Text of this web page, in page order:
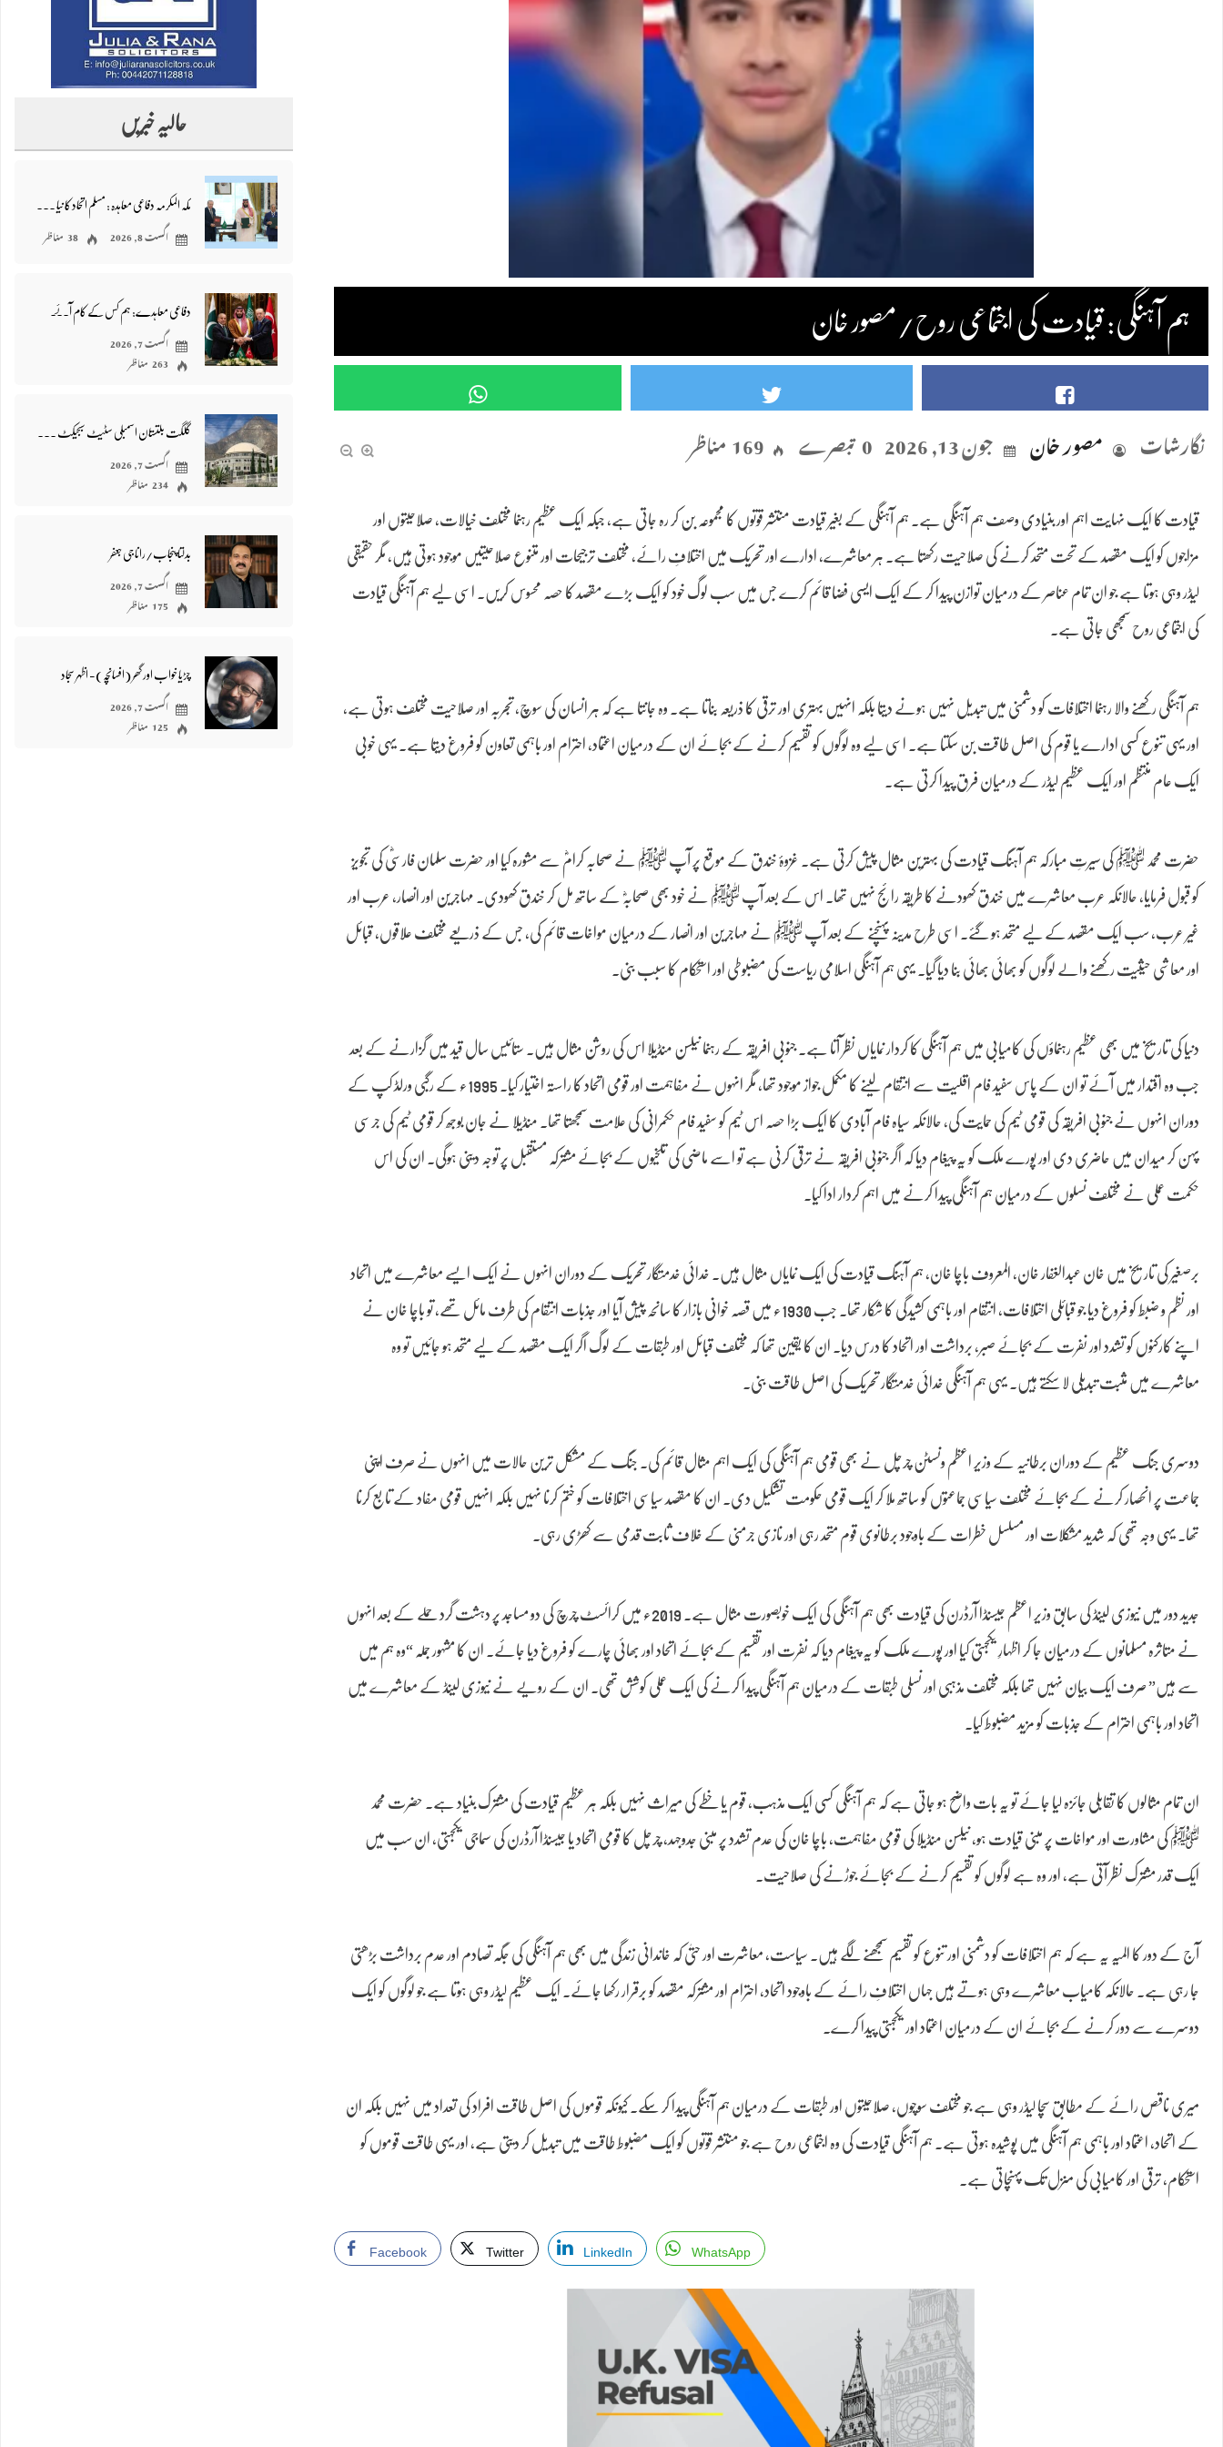
ہم آہنگی: قیادت کی اجتماعی روح/مصور خان
نگارشات مصور خان جون 13, 2026 0 تبصرے 169 مناظر
قیادت کا ایک نہایت اہم اور بنیادی وصف ہم آہنگی ہے۔ ہم آہنگی کے بغیر قیادت منتشر قوتوں کا مجموعہ بن کر رہ جاتی ہے، جبکہ ایک عظیم رہنما مختلف خیالات، صلاحیتوں اور
مزاجوں کو ایک مقصد کے تحت متحد کرنے کی صلاحیت رکھتا ہے۔ ہر معاشرے، ادارے اور تحریک میں اختلافِ رائے، مختلف ترجیحات اور متنوع صلاحیتیں موجود ہوتی ہیں، مگر حقیقی
لیڈر وہی ہوتا ہے جو ان تمام عناصر کے درمیان توازن پیدا کر کے ایک ایسی فضا قائم کرے جس میں سب لوگ خود کو ایک بڑے مقصد کا حصہ محسوس کریں۔ اسی لیے ہم آہنگی قیادت
کی اجتماعی روح سمجھی جاتی ہے۔
ہم آہنگی رکھنے والا رہنما اختلافات کو دشمنی میں تبدیل نہیں ہونے دیتا بلکہ انہیں بہتری اور ترقی کا ذریعہ بناتا ہے۔ وہ جانتا ہے کہ ہر انسان کی سوچ، تجربہ اور صلاحیت مختلف ہوتی ہے،
اور یہی تنوع کسی ادارے یا قوم کی اصل طاقت بن سکتا ہے۔ اسی لیے وہ لوگوں کو تقسیم کرنے کے بجائے ان کے درمیان اعتماد، احترام اور باہمی تعاون کو فروغ دیتا ہے۔ یہی خوبی
ایک عام منتظم اور ایک عظیم لیڈر کے درمیان فرق پیدا کرتی ہے۔
حضرت محمد ﷺ کی سیرتِ مبارکہ ہم آہنگ قیادت کی بہترین مثال پیش کرتی ہے۔ غزوۂ خندق کے موقع پر آپ ﷺ نے صحابہ کرامؓ سے مشورہ کیا اور حضرت سلمان فارسیؓ کی تجویز
کو قبول فرمایا، حالانکہ عرب معاشرے میں خندق کھودنے کا طریقہ رائج نہیں تھا۔ اس کے بعد آپ ﷺ نے خود بھی صحابہؓ کے ساتھ مل کر خندق کھودی۔ مہاجرین اور انصار، عرب اور
غیر عرب، سب ایک مقصد کے لیے متحد ہو گئے۔ اسی طرح مدینہ پہنچنے کے بعد آپ ﷺ نے مہاجرین اور انصار کے درمیان مواخات قائم کی، جس کے ذریعے مختلف علاقوں، قبائل
اور معاشی حیثیت رکھنے والے لوگوں کو بھائی بھائی بنا دیا گیا۔ یہی ہم آہنگی اسلامی ریاست کی مضبوطی اور استحکام کا سبب بنی۔
دنیا کی تاریخ میں بھی عظیم رہنماؤں کی کامیابی میں ہم آہنگی کا کردار نمایاں نظر آتا ہے۔ جنوبی افریقہ کے رہنما نیلسن منڈیلا اس کی روشن مثال ہیں۔ ستائیس سال قید میں گزارنے کے بعد
جب وہ اقتدار میں آئے تو ان کے پاس سفید فام اقلیت سے انتقام لینے کا مکمل جواز موجود تھا، مگر انہوں نے مفاہمت اور قومی اتحاد کا راستہ اختیار کیا۔ 1995ء کے رگبی ورلڈ کپ کے
دوران انہوں نے جنوبی افریقہ کی قومی ٹیم کی حمایت کی، حالانکہ سیاہ فام آبادی کا ایک بڑا حصہ اس ٹیم کو سفید فام حکمرانی کی علامت سمجھتا تھا۔ منڈیلا نے جان بوجھ کر قومی ٹیم کی جرسی
پہن کر میدان میں حاضری دی اور پورے ملک کو یہ پیغام دیا کہ اگر جنوبی افریقہ نے ترقی کرنی ہے تو اسے ماضی کی تلخیوں کے بجائے مشترکہ مستقبل پر توجہ دینی ہوگی۔ ان کی اس
حکمت عملی نے مختلف نسلوں کے درمیان ہم آہنگی پیدا کرنے میں اہم کردار ادا کیا۔
برصغیر کی تاریخ میں خان عبدالغفار خان، المعروف باچا خان، ہم آہنگ قیادت کی ایک نمایاں مثال ہیں۔ خدائی خدمتگار تحریک کے دوران انہوں نے ایک ایسے معاشرے میں اتحاد
اور نظم و ضبط کو فروغ دیا جو قبائلی اختلافات، انتقام اور باہمی کشیدگی کا شکار تھا۔ جب 1930ء میں قصہ خوانی بازار کا سانحہ پیش آیا اور جذبات انتقام کی طرف مائل تھے، تو باچا خان نے
اپنے کارکنوں کو تشدد اور نفرت کے بجائے صبر، برداشت اور اتحاد کا درس دیا۔ ان کا یقین تھا کہ مختلف قبائل اور طبقات کے لوگ اگر ایک مقصد کے لیے متحد ہو جائیں تو وہ
معاشرے میں مثبت تبدیلی لا سکتے ہیں۔ یہی ہم آہنگی خدائی خدمتگار تحریک کی اصل طاقت بنی۔
دوسری جنگ عظیم کے دوران برطانیہ کے وزیر اعظم ونسٹن چرچل نے بھی قومی ہم آہنگی کی ایک اہم مثال قائم کی۔ جنگ کے مشکل ترین حالات میں انہوں نے صرف اپنی
جماعت پر انحصار کرنے کے بجائے مختلف سیاسی جماعتوں کو ساتھ ملا کر ایک قومی حکومت تشکیل دی۔ ان کا مقصد سیاسی اختلافات کو ختم کرنا نہیں بلکہ انہیں قومی مفاد کے تابع کرنا
تھا۔ یہی وجہ تھی کہ شدید مشکلات اور مسلسل خطرات کے باوجود برطانوی قوم متحد رہی اور نازی جرمنی کے خلاف ثابت قدمی سے کھڑی رہی۔
جدید دور میں نیوزی لینڈ کی سابق وزیر اعظم جیسنڈا آرڈرن کی قیادت بھی ہم آہنگی کی ایک خوبصورت مثال ہے۔ 2019ء میں کرائسٹ چرچ کی دو مساجد پر دہشت گرد حملے کے بعد انہوں
نے متاثرہ مسلمانوں کے درمیان جا کر اظہارِ یکجہتی کیا اور پورے ملک کو یہ پیغام دیا کہ نفرت اور تقسیم کے بجائے اتحاد اور بھائی چارے کو فروغ دیا جائے۔ ان کا مشہور جملہ “وہ ہم میں
سے ہیں” صرف ایک بیان نہیں تھا بلکہ مختلف مذہبی اور نسلی طبقات کے درمیان ہم آہنگی پیدا کرنے کی ایک عملی کوشش تھی۔ ان کے رویے نے نیوزی لینڈ کے معاشرے میں
اتحاد اور باہمی احترام کے جذبات کو مزید مضبوط کیا۔
ان تمام مثالوں کا تقابلی جائزہ لیا جائے تو یہ بات واضح ہو جاتی ہے کہ ہم آہنگی کسی ایک مذہب، قوم یا خطے کی میراث نہیں بلکہ ہر عظیم قیادت کی مشترک بنیاد ہے۔ حضرت محمد
ﷺ کی مشاورت اور مواخات پر مبنی قیادت ہو، نیلسن منڈیلا کی قومی مفاہمت، باچا خان کی عدم تشدد پر مبنی جدوجہد، چرچل کا قومی اتحاد یا جیسنڈا آرڈرن کی سماجی یکجہتی، ان سب میں
ایک قدر مشترک نظر آتی ہے، اور وہ ہے لوگوں کو تقسیم کرنے کے بجائے جوڑنے کی صلاحیت۔
آج کے دور کا المیہ یہ ہے کہ ہم اختلافات کو دشمنی اور تنوع کو تقسیم سمجھنے لگے ہیں۔ سیاست، معاشرت اور حتیٰ کہ خاندانی زندگی میں بھی ہم آہنگی کی جگہ تصادم اور عدم برداشت بڑھتی
جا رہی ہے۔ حالانکہ کامیاب معاشرے وہی ہوتے ہیں جہاں اختلافِ رائے کے باوجود اتحاد، احترام اور مشترکہ مقصد کو برقرار رکھا جائے۔ ایک عظیم لیڈر وہی ہوتا ہے جو لوگوں کو ایک
دوسرے سے دور کرنے کے بجائے ان کے درمیان اعتماد اور یکجہتی پیدا کرے۔
میری ناقص رائے کے مطابق سچا لیڈر وہی ہے جو مختلف سوچوں، صلاحیتوں اور طبقات کے درمیان ہم آہنگی پیدا کر سکے۔ کیونکہ قوموں کی اصل طاقت افراد کی تعداد میں نہیں بلکہ ان
کے اتحاد، اعتماد اور باہمی ہم آہنگی میں پوشیدہ ہوتی ہے۔ ہم آہنگی قیادت کی وہ اجتماعی روح ہے جو منتشر قوتوں کو ایک مضبوط طاقت میں تبدیل کر دیتی ہے، اور یہی طاقت قوموں کو
استحکام، ترقی اور کامیابی کی منزل تک پہنچاتی ہے۔
Facebook Twitter LinkedIn WhatsApp
حالیہ خبریں
اگست 8, 2026 38 مناظر
دفاعی معاہدے: ہم کس کے کام آئے، ہمارے کام کون آیا؟- محمد امین اسد
اگست 7, 2026
263 مناظر
اگست 7, 2026
234 مناظر
بدلتا پنجاب/رانا جی جعفر
اگست 7, 2026
175 مناظر
چڑیا خواب اور گھر (افسانچہ)- اظہر سجاد
اگست 7, 2026
125 مناظر